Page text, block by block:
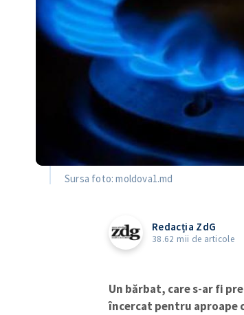
Sursa foto: moldova1.md
Redacția ZdG
38.62 mii de articole
Un bărbat, care s-ar fi
încercat pentru aproape